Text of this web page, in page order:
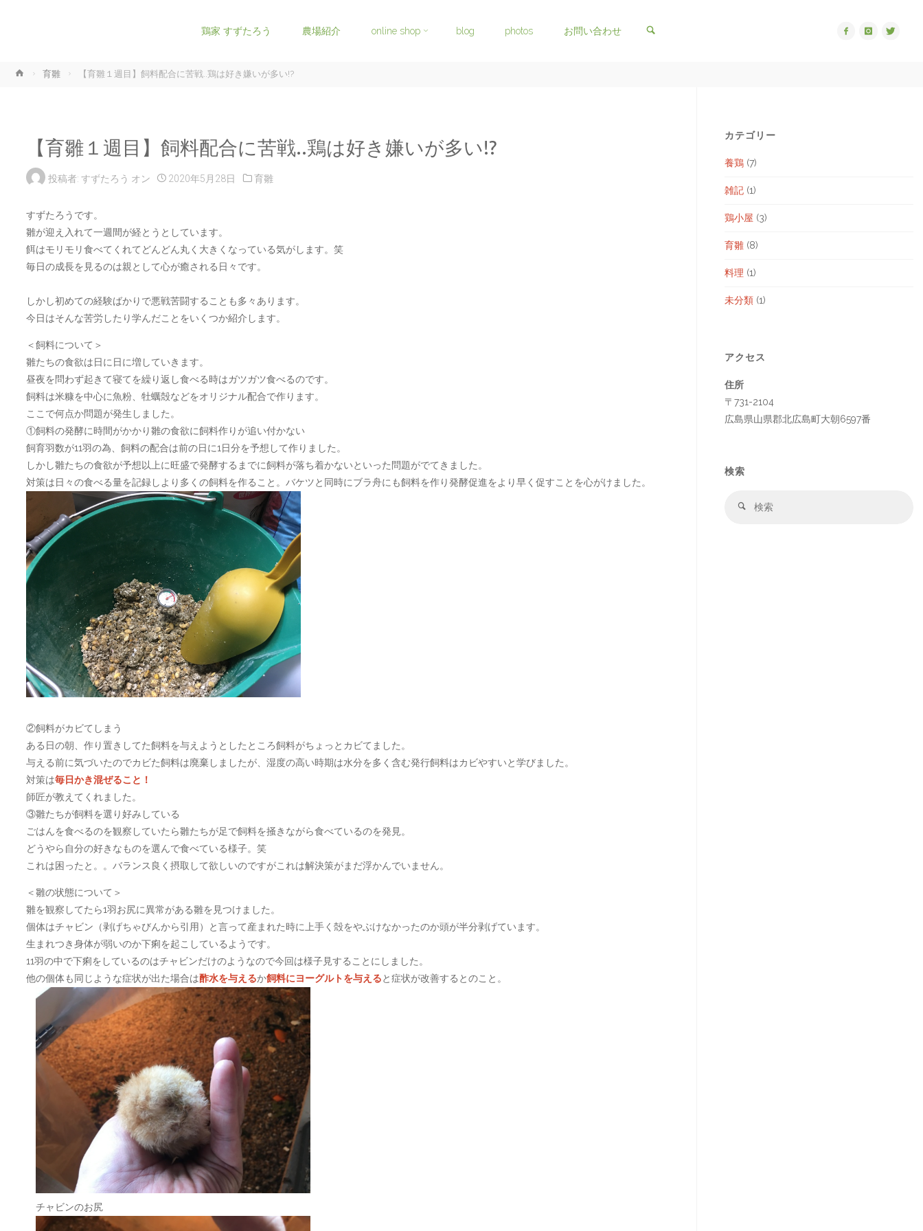
ツ
へ
キ
プ
鶏家 すずたろう 農場紹介 online shop blog photos お問い合わせ
ホ
育雛 【育雛１週目】飼料配合に苦戦..鶏は好き嫌いが多い!?
【育雛１週目】飼料配合に苦戦..鶏は好き嫌いが多い!?
投稿者: すずたろう オン 2020年5月28日 育雛
すずたろうです。
雛が迎え入れて一週間が経とうとしています。
餌はモリモリ食べてくれてどんどん丸く大きくなっている気がします。笑
毎日の成長を見るのは親として心が癒される日々です。
しかし初めての経験ばかりで悪戦苦闘することも多々あります。
今日はそんな苦労したり学んだことをいくつか紹介します。
＜飼料について＞
雛たちの食欲は日に日に増していきます。
昼夜を問わず起きて寝てを繰り返し食べる時はガツガツ食べるのです。
飼料は米糠を中心に魚粉、牡蠣殻などをオリジナル配合で作ります。
ここで何点か問題が発生しました。
①飼料の発酵に時間がかかり雛の食欲に飼料作りが追い付かない
飼育羽数が11羽の為、飼料の配合は前の日に1日分を予想して作りました。
しかし雛たちの食欲が予想以上に旺盛で発酵するまでに飼料が落ち着かないといった問題がでてきました。
対策は日々の食べる量を記録しより多くの飼料を作ること。バケツと同時にブラ舟にも飼料を作り発酵促進をより早く促すことを心がけました。
②飼料がカビてしまう
ある日の朝、作り置きしてた飼料を与えようとしたところ飼料がちょっとカビてました。
与える前に気づいたのでカビた飼料は廃棄しましたが、湿度の高い時期は水分を多く含む発行飼料はカビやすいと学びました。
対策は毎日かき混ぜること！
師匠が教えてくれました。
③雛たちが飼料を選り好みしている
ごはんを食べるのを観察していたら雛たちが足で飼料を掻きながら食べているのを発見。
どうやら自分の好きなものを選んで食べている様子。笑
これは困ったと。。バランス良く摂取して欲しいのですがこれは解決策がまだ浮かんでいません。
＜雛の状態について＞
雛を観察してたら1羽お尻に異常がある雛を見つけました。
個体はチャビン（剥げちゃびんから引用）と言って産まれた時に上手く殻をやぶけなかったのか頭が半分剥げています。
生まれつき身体が弱いのか下痢を起こしているようです。
11羽の中で下痢をしているのはチャビンだけのようなので今回は様子見することにしました。
他の個体も同じような症状が出た場合は酢水を与えるか飼料にヨーグルトを与えると症状が改善するとのこと。
チャビンのお尻
カテゴリー
養鶏 (7)
雑記 (1)
鶏小屋 (3)
育雛 (8)
料理 (1)
未分類 (1)
アクセス
住所
〒731-2104
広島県山県郡北広島町大朝6597番
検索
検